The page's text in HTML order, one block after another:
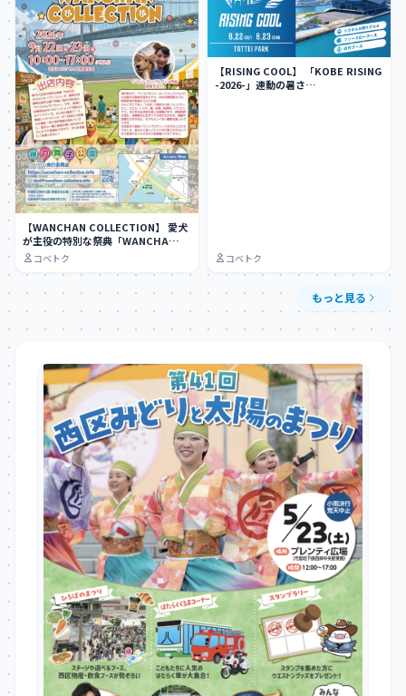
【WANCHAN COLLECTION】 愛犬
が主役の特別な祭典「WANCHA…
コベトク
【RISING COOL】 「KOBE RISING
-2026-」連動の暑さ…
コベトク
もっと見る